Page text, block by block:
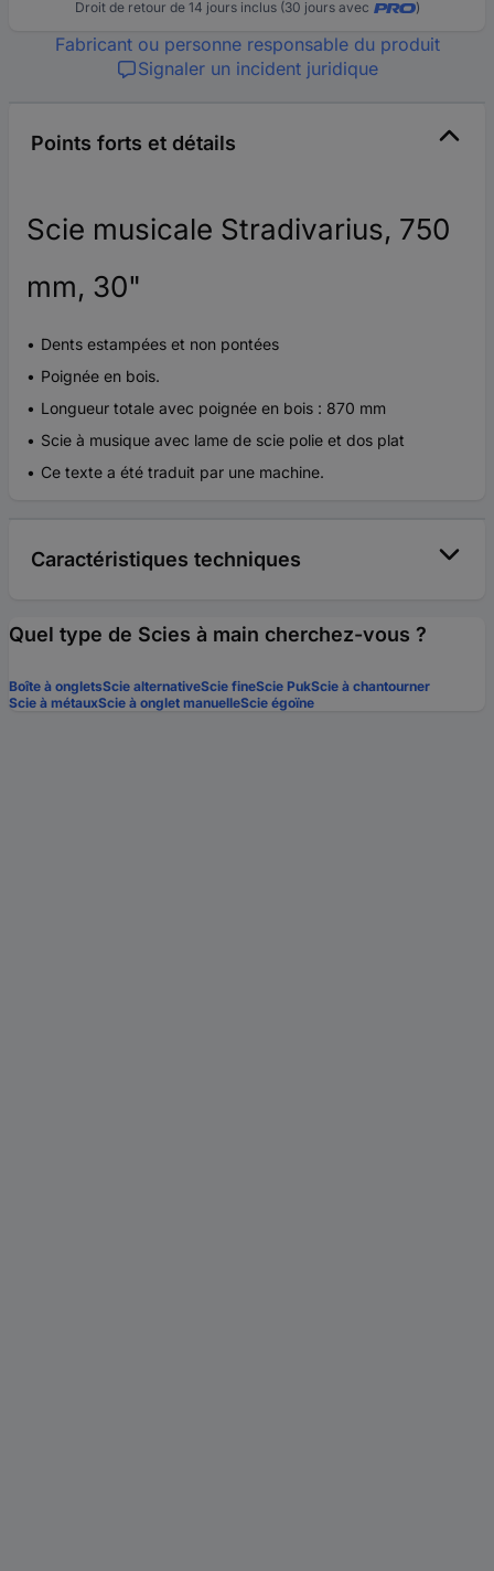
Droit de retour de 14 jours inclus (30 jours avec )
Fabricant ou personne responsable du produit
Signaler un incident juridique
Points forts et détails
Scie musicale Stradivarius, 750
mm, 30"
Dents estampées et non pontées
Poignée en bois.
Longueur totale avec poignée en bois : 870 mm
Scie à musique avec lame de scie polie et dos plat
Ce texte a été traduit par une machine.
Caractéristiques techniques
Quel type de Scies à main cherchez-vous ?
Boîte à ongletsScie alternativeScie fineScie PukScie à chantourner
Scie à métauxScie à onglet manuelleScie égoïne